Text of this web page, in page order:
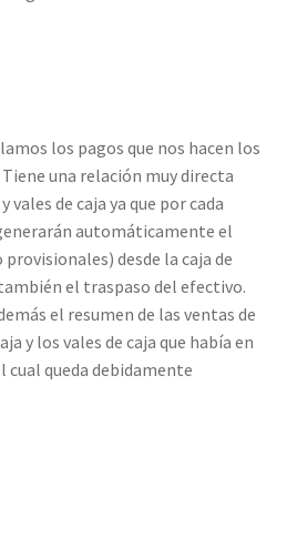
los pagos que nos hacen los
Tiene una relación muy directa
vales de caja ya que por cada
automáticamente el
desde la caja de
el traspaso del efectivo.
el resumen de las ventas de
y los vales de caja que había en
queda debidamente